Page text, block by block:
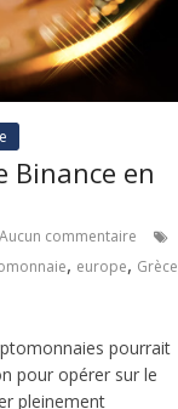
Binance en
Aucun commentaire
, europe, Grèce
pourrait
pour opérer sur le
pleinement